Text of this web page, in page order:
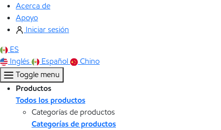
Acerca de
Apoyo
Iniciar sesión
ES
Inglés
Español
Chino
Toggle menu
Productos
Todos los productos
Categorías de productos
Categorías de productos